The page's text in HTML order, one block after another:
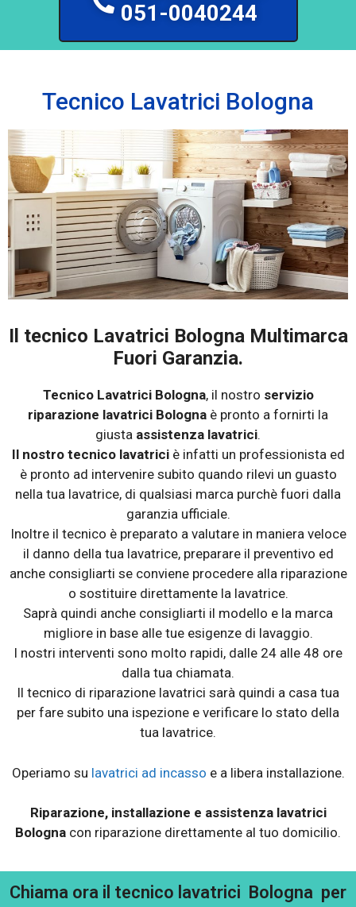
051-0040244
Tecnico Lavatrici Bologna
Il tecnico Lavatrici Bologna Multimarca
Fuori Garanzia.
Tecnico Lavatrici Bologna, il nostro servizio
riparazione lavatrici Bologna è pronto a fornirti la
giusta assistenza lavatrici.
Il nostro tecnico lavatriciè infatti un professionista ed
è pronto ad intervenire subito quando rilevi un guasto
nella tua lavatrice, di qualsiasi marca purchè fuori dalla
garanzia ufficiale.
Inoltre il tecnico è preparato a valutare in maniera veloce
il danno della tua lavatrice, preparare il preventivo ed
anche consigliarti se conviene procedere alla riparazione
o sostituire direttamente la lavatrice.
Saprà quindi anche consigliarti il modello e la marca
migliore in base alle tue esigenze di lavaggio.
I nostri interventi sono molto rapidi, dalle 24 alle 48 ore
dalla tua chiamata.
Il tecnico di riparazione lavatrici sarà quindi a casa tua
per fare subito una ispezione e verificare lo stato della
tua lavatrice.
Operiamo su lavatrici ad incasso e a libera installazione.
Riparazione, installazione e assistenza lavatrici
Bologna con riparazione direttamente al tuo domicilio.
Chiama ora il tecnico lavatrici Bologna per